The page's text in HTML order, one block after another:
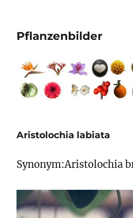
Pflanzenbilder
Aristolochia labiata
Synonym:Aristolochia